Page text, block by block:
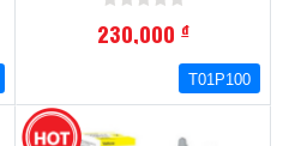
230,000đ
T01P100